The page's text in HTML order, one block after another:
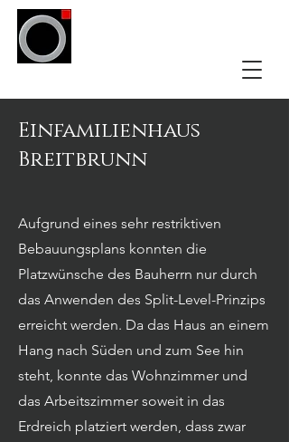
Einfamilienhaus
Breitbrunn
Aufgrund eines sehr restriktiven
Bebauungsplans konnten die
Platzwünsche des Bauherrn nur durch
das Anwenden des Split-Level-Prinzips
erreicht werden. Da das Haus an einem
Hang nach Süden und zum See hin
steht, konnte das Wohnzimmer und
das Arbeitszimmer soweit in das
Erdreich platziert werden, dass zwar